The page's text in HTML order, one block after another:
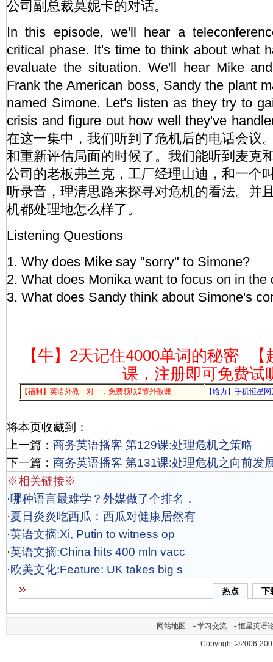
公司副总裁莫妮卡的对话。
In this episode, we'll hear a
critical phase. It's time to think about what
evaluate the situation. We'll hear Mike
Frank the American boss, Sandy the plant
named Simone. Let's listen as they try to
crisis and figure out how well they've
在这一集中，我们听到了危机后的电话会议
和重新评估局面的时候了。我们能听到麦克
公司的老板弗兰克，工厂经理山迪，和一个
听录音，理清思路来探寻对危机的看法。并
机都处理地怎么样了。
Listening Questions
1. Why does Mike say "sorry" to Simone?
2. What does Monika want to focus on in the
3. What does Sandy think about Simone's
【牛】2天记住4000单词的秘密
课，注册即可免费试
【福利】英语外教一对一，免费领取2节外教课 【给力】手机恒星
将本页收藏到：
上一篇： 商务英语播客 第129课:处理危机之策略
下一篇： 商务英语播客 第131课:处理危机之向前发
※相关链接※
·哪种语言最难学？外媒做了个排名，
·夏日炎炎吃西瓜：西瓜对健康居然有
·英语文摘:Xi, Putin to witness op
·英语文摘:China hits 400 mln vacc
·欧美文化:Feature: UK takes big s
热点 下
网站地图 - 学习交流 -恒星英语
Copyright ©2006-